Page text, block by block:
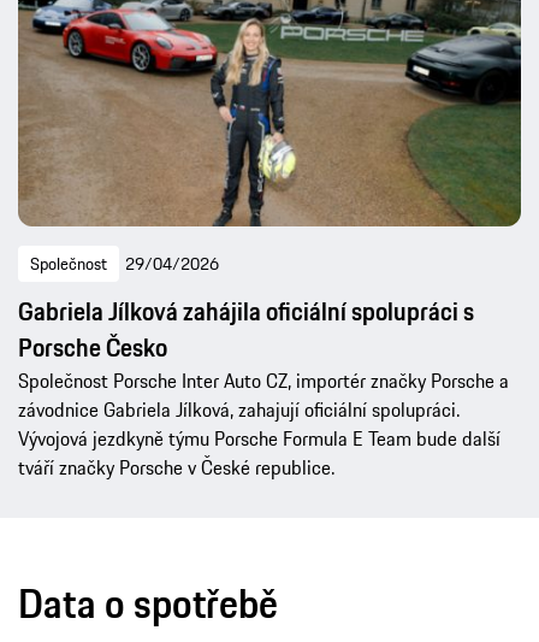
Společnost 29/04/2026
Gabriela Jílková zahájila oficiální spolupráci s
Porsche Česko
Společnost Porsche Inter Auto CZ, importér značky Porsche a
závodnice Gabriela Jílková, zahajují oficiální spolupráci.
Vývojová jezdkyně týmu Porsche Formula E Team bude další
tváří značky Porsche v České republice.
Data o spotřebě